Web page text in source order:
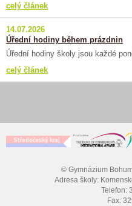
celý článek
14.07.2026
Úřední hodiny během prázdnin
Úřední hodiny školy jsou každé
celý článek
© Gymnázium
Adresa školy:
Telefon:
Fax: